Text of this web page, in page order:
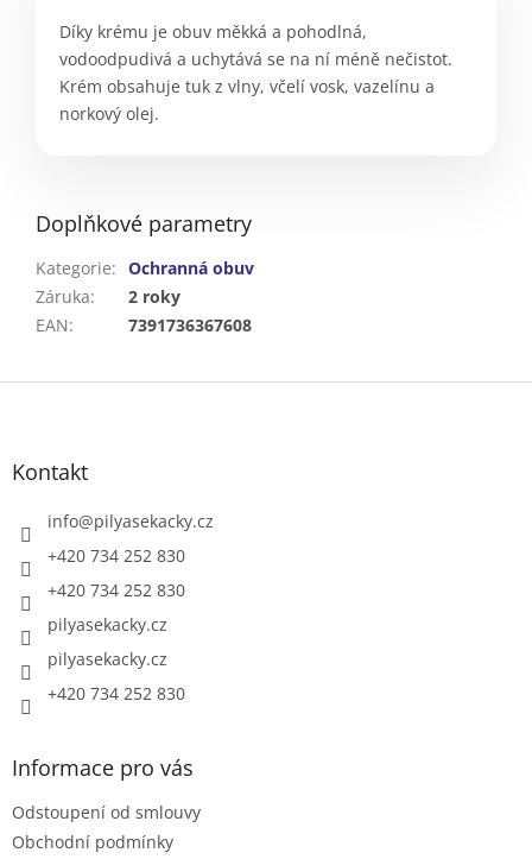
Díky krému je obuv měkká a pohodlná,
vodoodpudivá a uchytává se na ní méně nečistot.
Krém obsahuje tuk z vlny, včelí vosk, vazelínu a
norkový olej.
Doplňkové parametry
Kategorie: Ochranná obuv
Záruka:
2 roky
EAN: 7391736367608
Z
Kontakt
info@pilyasekacky.cz
+420 734 252 830
+420 734 252 830
pilyasekacky.cz
pilyasekacky.cz
+420 734 252 830
Informace pro vás
Odstoupení od smlouvy
Obchodní podmínky